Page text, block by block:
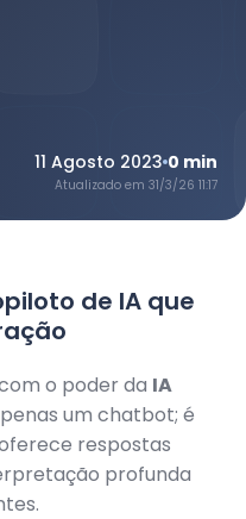
11 Agosto 2023 0 min
Atualizado em 31/3/26 11:17
de IA que
o poder da IA
um chatbot; é
respostas
profunda